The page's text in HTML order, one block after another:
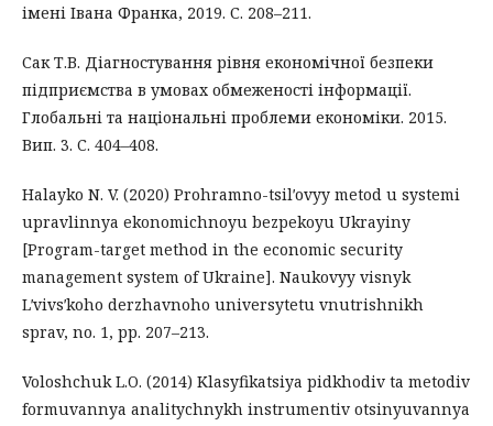
імені Івана Франка, 2019. С. 208–211.
Сак Т.В. Діагностування рівня економічної безпеки
підприємства в умовах обмеженості інформації.
Глобальні та національні проблеми економіки. 2015.
Вип. 3. C. 404–408.
Halayko N. V. (2020) Prohramno-tsilʹovyy metod u systemi
upravlinnya ekonomichnoyu bezpekoyu Ukrayiny
[Program-target method in the economic security
management system of Ukraine]. Naukovyy visnyk
Lʹvivsʹkoho derzhavnoho universytetu vnutrishnikh
sprav, no. 1, pp. 207–213.
Voloshchuk L.O. (2014) Klasyfikatsiya pidkhodiv ta metodiv
formuvannya analitychnykh instrumentiv otsinyuvannya